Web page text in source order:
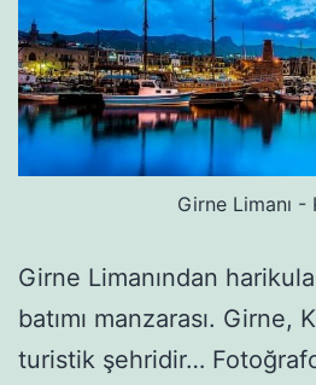
Girne Limanı -
Girne Limanından
batımı manzarası. Girne,
turistik şehridir…